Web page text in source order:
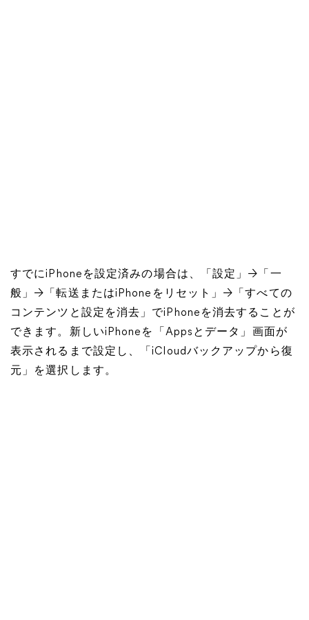
すでにiPhoneを設定済みの場合は、「設定」→「一
般」→「転送またはiPhoneをリセット」→「すべての
コンテンツと設定を消去」でiPhoneを消去することが
できます。新しいiPhoneを「Appsとデータ」画面が
表示されるまで設定し、「iCloudバックアップから復
元」を選択します。